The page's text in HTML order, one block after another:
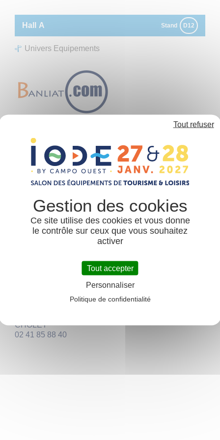
Hall A Stand D12
Univers Equipements
Mobilier d’intérieur et/ou extérieur
Fournitures pour locatifs
BANLIAT.COM est spécialisé dans l'équipement des
locatifs, que cela soit en kit inventaire complet ou pour
jetable, du matériel pour l'entretien, de
l'électroménager, du mobilier, des salons de jardin,
parasols, déco.
BANLIAT.COM est un des leaders du marché des
équipements pour les campings, villages & résidences
contact@banliat.com
BANLIAT.COM SAS
CHOLET
02 41 85 88 40
Ce site utilise des cookies et vous donne
le contrôle sur ceux que vous souhaitez
activer
Tout accepter
Tout refuser
Personnaliser
Politique de confidentialité